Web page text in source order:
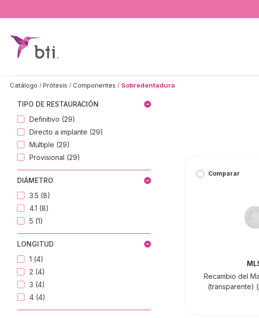
BTI - Human Tecnology
Catálogo Prótesis Componentes Sobredentadura
TIPO DE RESTAURACIÓN
Definitivo (29)
Directo a implante (29)
Multiple (29)
Provisional (29)
DIÁMETRO
3.5 (8)
4.1 (8)
5 (1)
LONGITUD
1 (4)
2 (4)
3 (4)
4 (4)
Comparar
Recambio del
(transparente)